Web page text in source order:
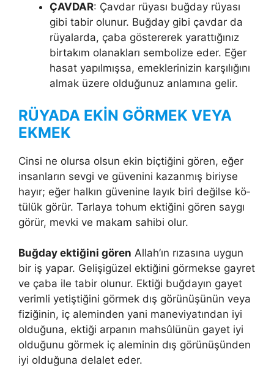
ÇAVDAR: Çavdar rüyası buğday rüyası
gibi tabir olunur. Buğday gibi çavdar da
rüyalarda, çaba göstererek yarat­tığınız
birtakım olanakları sembolize eder. Eğer
hasat yapılmışsa, emeklerinizin karşılığını
almak üzere olduğunuz anlamına gelir.
RÜYADA EKİN GÖRMEK VEYA
EKMEK
Cinsi ne olursa olsun ekin biçtiğini gören, eğer
insanların sevgi ve gü­venini kazanmış biriyse
hayır; eğer halkın güvenine layık biri değilse kö­
tülük görür. Tarlaya tohum ektiğini gören saygı
görür, mevki ve makam sahibi olur.
Buğday ektiğini gören Allah’ın rızasına uygun
bir iş yapar. Gelişigüzel ektiğini görmekse gayret
ve çaba ile tabir olunur. Ektiği buğdayın gayet
verimli yetiştiğini görmek dış görünüşünün ve­ya
fiziğinin, iç aleminden yani maneviyatından iyi
olduğuna, ektiği arpanın mahsûlünün gayet iyi
olduğunu görmek iç aleminin dış görünüşünden
iyi olduğuna delalet eder.